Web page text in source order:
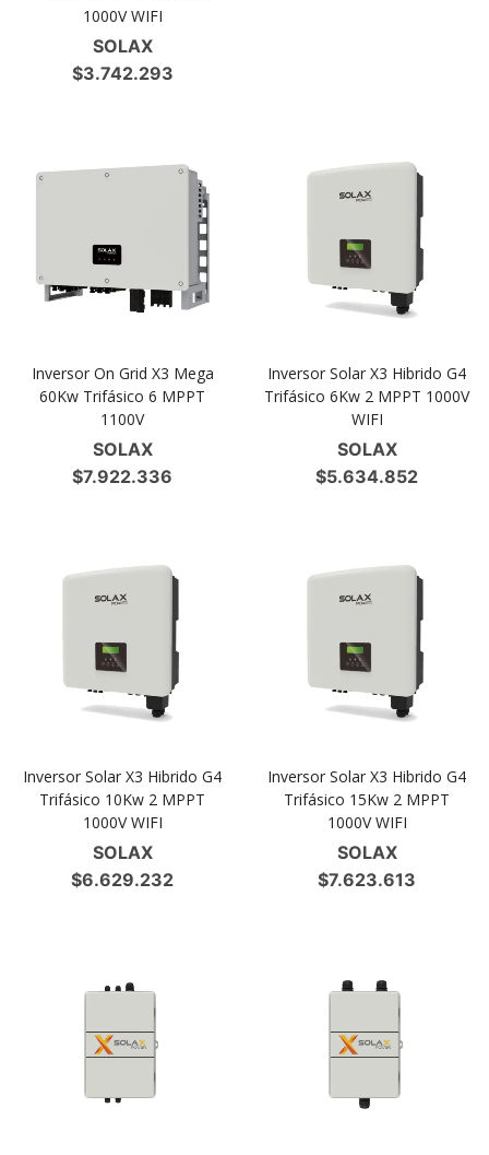
1000V WIFI
SOLAX
$3.742.293
Inversor On Grid X3 Mega
60Kw Trifásico 6 MPPT
1100V
SOLAX
$7.922.336
Inversor Solar X3 Hibrido G4
Trifásico 6Kw 2 MPPT 1000V
WIFI
SOLAX
$5.634.852
Inversor Solar X3 Hibrido G4
Trifásico 10Kw 2 MPPT
1000V WIFI
SOLAX
$6.629.232
Inversor Solar X3 Hibrido G4
Trifásico 15Kw 2 MPPT
1000V WIFI
SOLAX
$7.623.613